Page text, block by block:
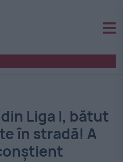
Liga I, bătut
în stradă! A